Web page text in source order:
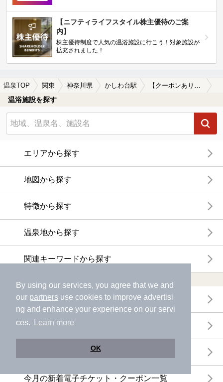
By using our services, you agree that we and
our partners use cookies to improve advertisi
ng and enhance your experience on our servi
ces.
Learn more
OK
【ニフティライフスタイル株主優待のご案
内】
株主優待制度で人気の温浴施設に行こう！対象施設が
拡充されました！
温泉TOP 関東 神奈川県 かしわ台駅
温浴施設を探す
エリアから探す
地図から探す
特徴から探す
温泉地から探す
関連キーワードから探す
電子チケットが利用できる施設一覧
クーポンが利用できる施設一覧
おすすめ電子チケット・クーポン一覧
今月の新着電子チケット・クーポン一覧